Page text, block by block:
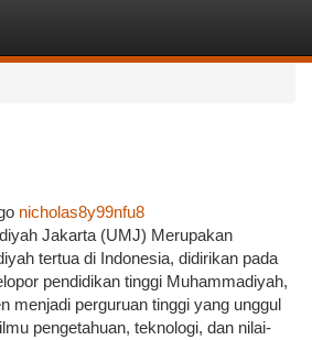
nicholas8y99nfu8
Jakarta (UMJ) Merupakan
tertua di Indonesia, didirikan pada
pendidikan tinggi Muhammadiyah,
menjadi perguruan tinggi yang unggul
pengetahuan, teknologi, dan nilai-